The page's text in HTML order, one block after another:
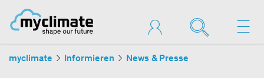
myclimate Informieren News & Presse